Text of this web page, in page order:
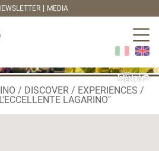
MEDIA
DISCOVER
EXPERIENCES
LAGARINO"